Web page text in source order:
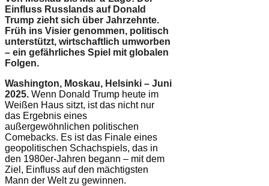
Einfluss Russlands auf Donald
Trump zieht sich über Jahrzehnte.
Früh ins Visier genommen, politisch
unterstützt, wirtschaftlich umworben
– ein gefährliches Spiel mit globalen
Folgen.
Washington, Moskau, Helsinki – Juni
2025. Wenn Donald Trump heute im
Weißen Haus sitzt, ist das nicht nur
das Ergebnis eines
außergewöhnlichen politischen
Comebacks. Es ist das Finale eines
geopolitischen Schachspiels, das in
den 1980er-Jahren begann – mit dem
Ziel, Einfluss auf den mächtigsten
Mann der Welt zu gewinnen.